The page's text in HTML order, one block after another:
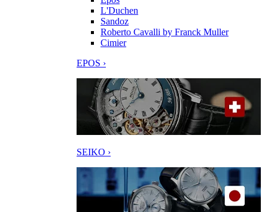
L'Duchen
Sandoz
Roberto Cavalli by Franck Muller
Cimier
EPOS ›
SEIKO ›